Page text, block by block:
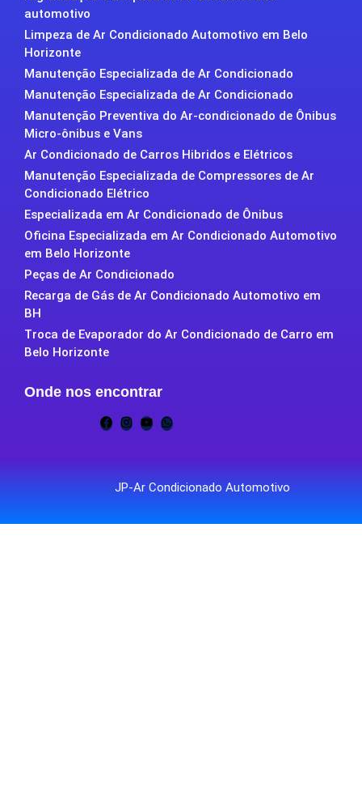
automotivo
Limpeza de Ar Condicionado Automotivo em Belo
Horizonte
Manutenção Especializada de Ar Condicionado
Manutenção Especializada de Ar Condicionado
Manutenção Preventiva do Ar-condicionado de Ônibus
Micro-ônibus e Vans
Ar Condicionado de Carros Hibridos e Elétricos
Manutenção Especializada de Compressores de Ar
Condicionado Elétrico
Especializada em Ar Condicionado de Ônibus
Oficina Especializada em Ar Condicionado Automotivo
em Belo Horizonte
Peças de Ar Condicionado
Recarga de Gás de Ar Condicionado Automotivo em
BH
Troca de Evaporador do Ar Condicionado de Carro em
Belo Horizonte
Onde nos encontrar
JP-Ar Condicionado Automotivo